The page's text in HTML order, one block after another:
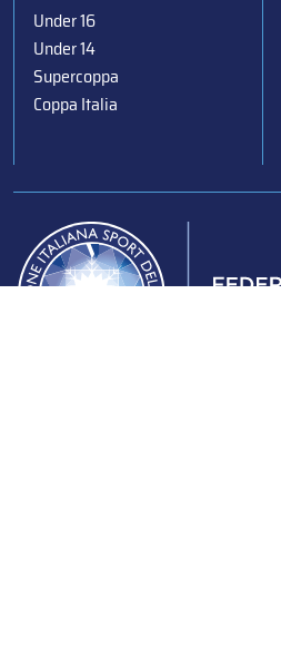
Under 16
Under 14
Supercoppa
Coppa Italia